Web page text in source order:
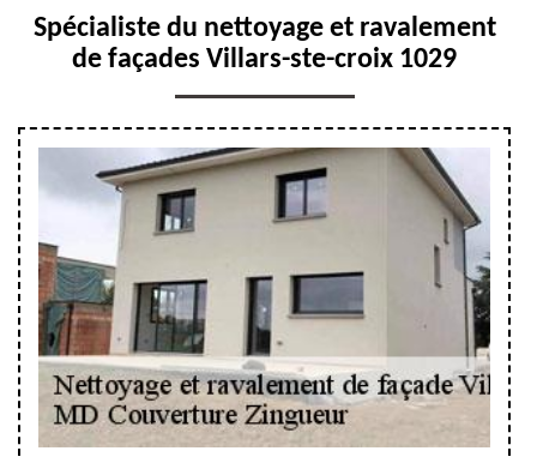
Spécialiste du nettoyage et ravalement
de façades Villars-ste-croix 1029